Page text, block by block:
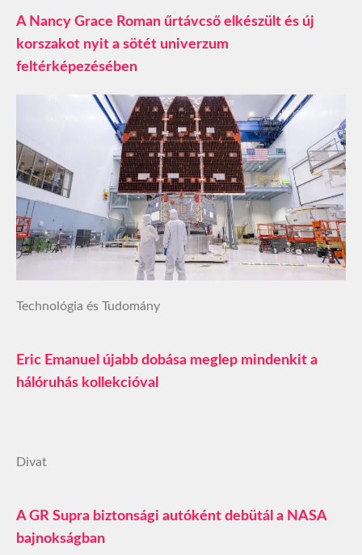
A Nancy Grace Roman űrtávcső elkészült és új
korszakot nyit a sötét univerzum
feltérképezésében
Technológia és Tudomány
Eric Emanuel újabb dobása meglep mindenkit a
hálóruhás kollekcióval
Divat
A GR Supra biztonsági autóként debütál a NASA
bajnokságban